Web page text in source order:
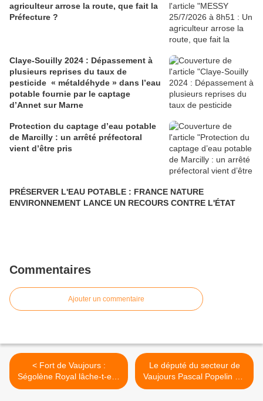
agriculteur arrose la route, que fait la
Préfecture ?
Claye-Souilly 2024 : Dépassement à
plusieurs reprises du taux de
pesticide « métaldéhyde » dans l’eau
potable fournie par le captage
d’Annet sur Marne
Protection du captage d’eau potable
de Marcilly : un arrêté préfectoral
vient d’être pris
PRÉSERVER L'EAU POTABLE : FRANCE NATURE
ENVIRONNEMENT LANCE UN RECOURS CONTRE L'ÉTAT
Commentaires
Ajouter un commentaire
< Fort de Vaujours :
Ségolène Royal lâche-t-elle
les riverains ?
Le député du secteur de
Vaujours Pascal Popelin n’a
pas souhaité versé de